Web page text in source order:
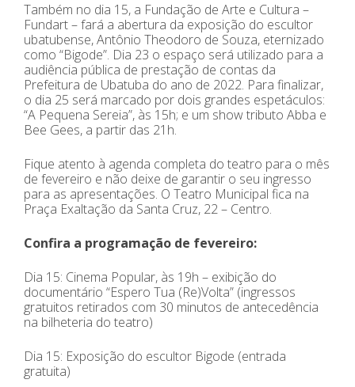
Também no dia 15, a Fundação de Arte e Cultura –
Fundart – fará a abertura da exposição do escultor
ubatubense, Antônio Theodoro de Souza, eternizado
como “Bigode”. Dia 23 o espaço será utilizado para a
audiência pública de prestação de contas da
Prefeitura de Ubatuba do ano de 2022. Para finalizar,
o dia 25 será marcado por dois grandes espetáculos:
“A Pequena Sereia”, às 15h; e um show tributo Abba e
Bee Gees, a partir das 21h.
Fique atento à agenda completa do teatro para o mês
de fevereiro e não deixe de garantir o seu ingresso
para as apresentações. O Teatro Municipal fica na
Praça Exaltação da Santa Cruz, 22 – Centro.
Confira a programação de fevereiro:
Dia 15: Cinema Popular, às 19h – exibição do
documentário “Espero Tua (Re)Volta” (ingressos
gratuitos retirados com 30 minutos de antecedência
na bilheteria do teatro)
Dia 15: Exposição do escultor Bigode (entrada
gratuita)